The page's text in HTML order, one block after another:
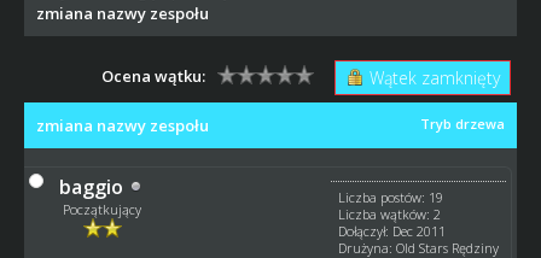
zmiana nazwy zespołu
Wątek zamknięty
Ocena wątku:
Tryb drzewa
zmiana nazwy zespołu
baggio
Początkujący
Liczba postów: 19
Liczba wątków: 2
Dołączył: Dec 2011
Drużyna: Old Stars Rędziny